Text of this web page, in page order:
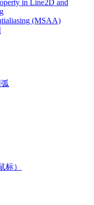
in Line2D and
(MSAA)
标）